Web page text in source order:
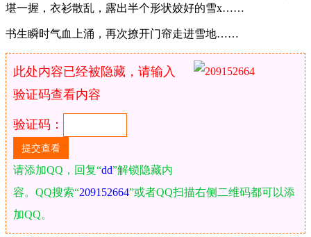
堪一握，衣衫散乱，露出半个形状姣好的雪x……
书生瞬时气血上涌，再次撩开门帘走进雪地……
此处内容已经被隐藏，请输入
验证码查看内容
验证码：
请添加QQ，回复“dd”解锁隐藏内
容。QQ搜索“209152664”或者QQ扫描右侧二维码都可以添
加QQ。